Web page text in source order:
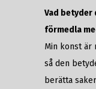
Vad betyder
förmedla
Min konst är
så den
berätta